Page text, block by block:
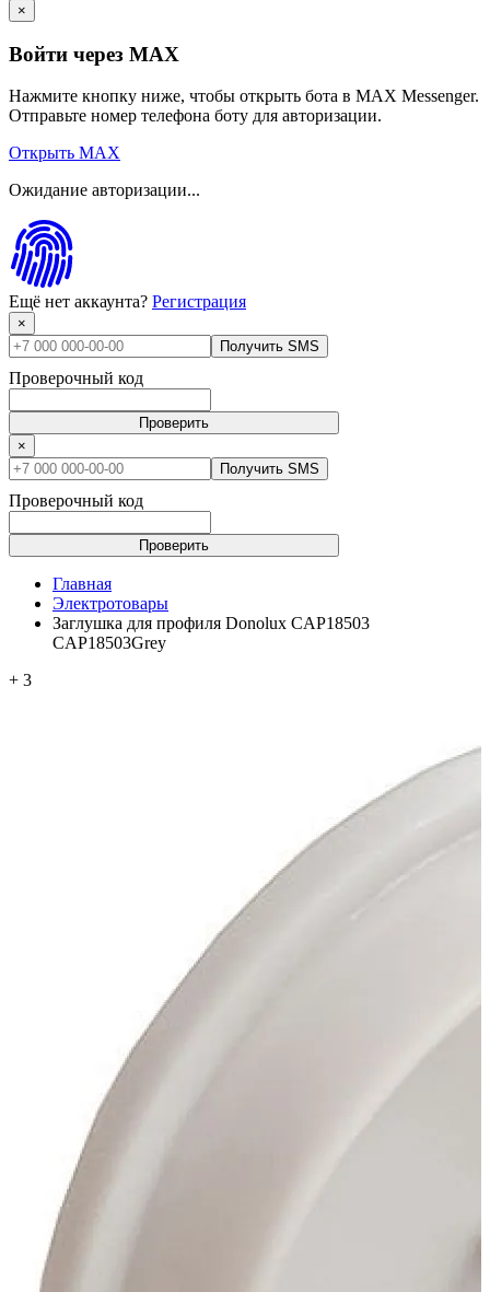
×
Войти через MAX
Нажмите кнопку ниже, чтобы открыть бота в MAX Messenger.
Отправьте номер телефона боту для авторизации.
Открыть MAX
Ожидание авторизации...
Ещё нет аккаунта? Регистрация
×
Получить SMS
Проверочный код
Проверить
×
Получить SMS
Проверочный код
Проверить
Главная
Электротовары
Заглушка для профиля Donolux CAP18503
CAP18503Grey
+ 3